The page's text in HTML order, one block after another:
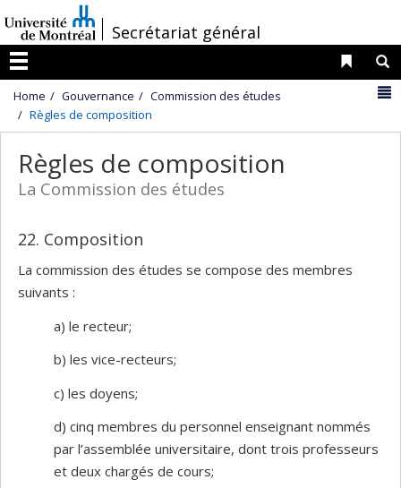
au
contenu
/
Secrétariat général
Menu
Liens
Home Gouvernance
Commission des études
Règles de composition
Règles de composition
La Commission des études
22. Composition
La commission des études se compose des membres
suivants :
a) le recteur;
b) les vice-recteurs;
c) les doyens;
d) cinq membres du personnel enseignant nommés
par l’assemblée universitaire, dont trois professeurs
et deux chargés de cours;